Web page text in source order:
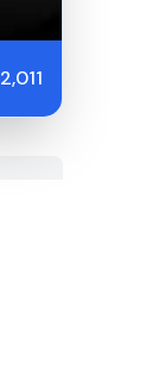
2,011